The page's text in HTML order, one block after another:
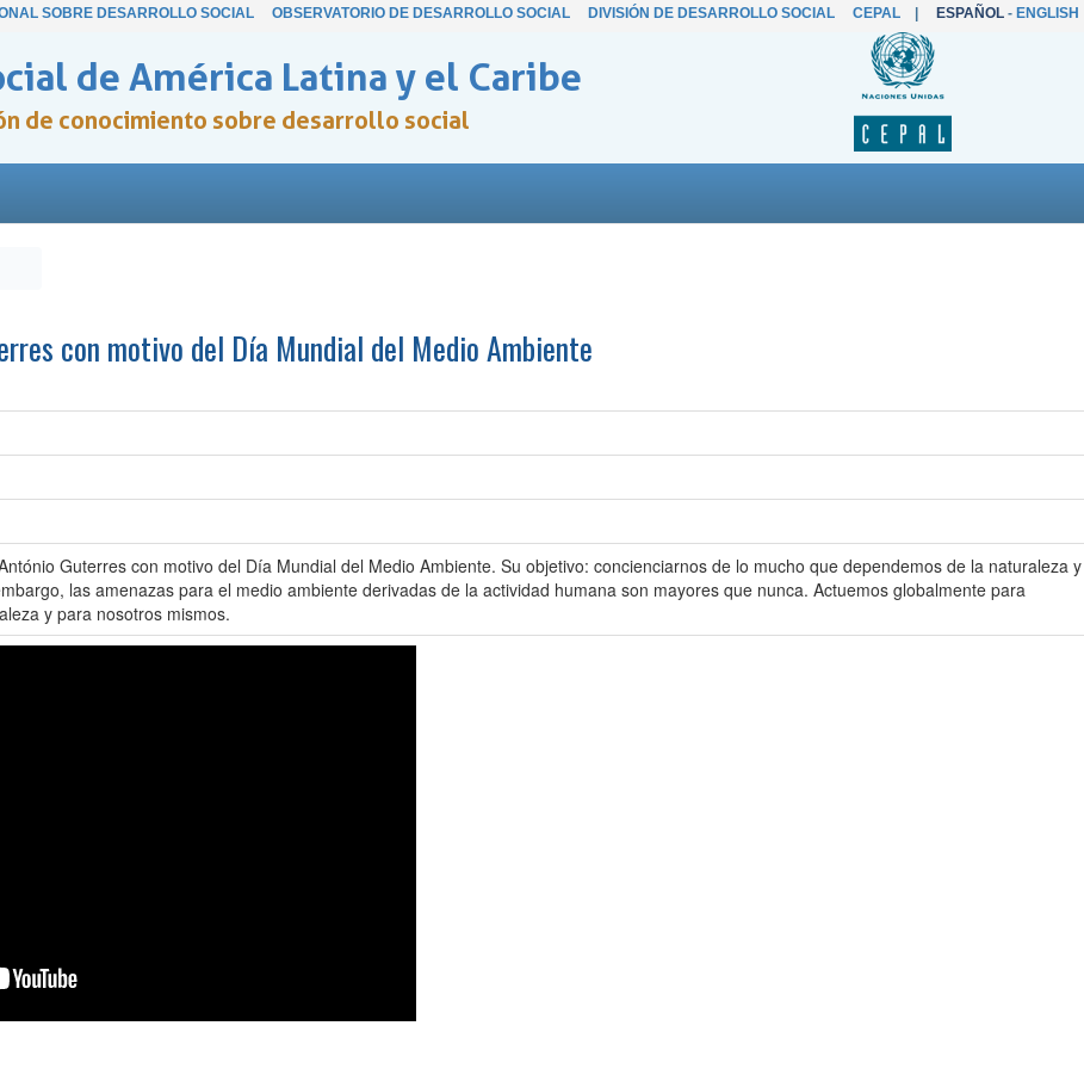
SOBRE DESARROLLO SOCIAL OBSERVATORIO DE DESARROLLO SOCIAL DIVISIÓN DE DESARROLLO SOCIAL CEPAL| ESPAÑOL- ENGLISH
de América Latina y el Caribe
de conocimiento sobre desarrollo social
con motivo del Día Mundial del Medio Ambiente
Guterres con motivo del Día Mundial del Medio Ambiente. Su objetivo: concienciarnos de lo mucho que dependemos de la naturaleza y
las amenazas para el medio ambiente derivadas de la actividad humana son mayores que nunca. Actuemos globalmente para
y para nosotros mismos.